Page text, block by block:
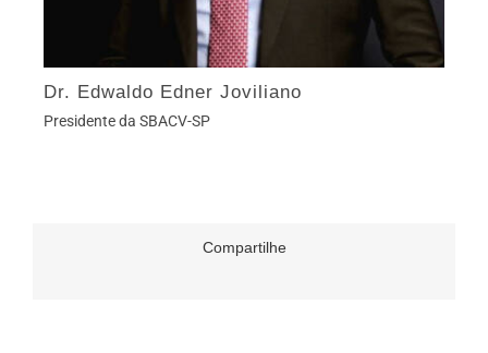
Dr. Edwaldo Edner Joviliano
Presidente da SBACV-SP
Compartilhe